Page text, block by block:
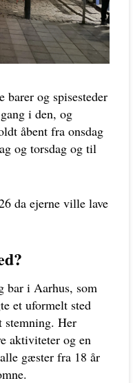
barer og spisesteder
i den, og
åbent fra onsdag
og torsdag og til
da ejerne ville lave
bar i Aarhus, som
et uformelt sted
stemning. Her
aktiviteter og en
gæster fra 18 år